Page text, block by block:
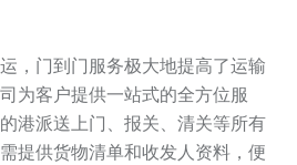
，门到门服务极大地提高了运输
为客户提供一站式的全方位服
港派送上门、报关、清关等所有
提供货物清单和收发人资料，便